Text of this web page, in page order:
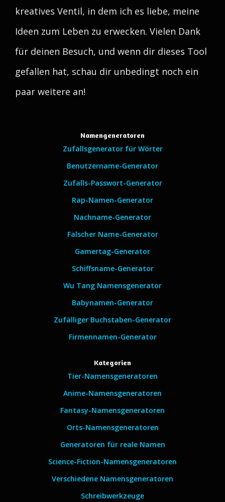
kreatives Ventil, in dem ich es liebe, meine
Ideen zum Leben zu erwecken. Vielen Dank
für deinen Besuch, und wenn dir dieses Tool
gefallen hat, schau dir unbedingt noch ein
paar weitere an!
Namengeneratoren
Zufallsgenerator für Wörter
Benutzername-Generator
Zufalls-Passwort-Generator
Rap-Namen-Generator
Nachname-Generator
Falscher Name-Generator
Gamertag-Generator
Schiffsname-Generator
Wu Tang Namensgenerator
Babynamen-Generator
Zufälliger Buchstaben-Generator
Firmennamen-Generator
Kategorien
Tier-Namensgeneratoren
Anime-Namensgeneratoren
Fantasy-Namensgeneratoren
Orts-Namensgeneratoren
Generatoren für reale Namen
Science-Fiction-Namensgeneratoren
Verschiedene Namensgeneratoren
Schreibwerkzeuge